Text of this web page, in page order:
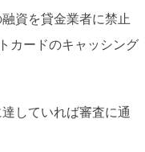
資を貸金業者に禁止
カードのキャッシング
していれば審査に通